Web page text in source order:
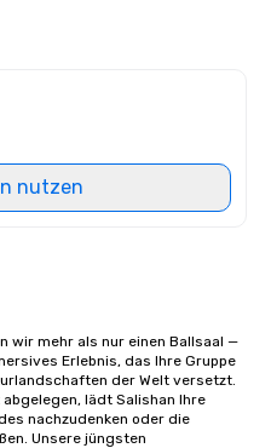
nutzen
wir mehr als nur einen Ballsaal —
Erlebnis, das Ihre Gruppe
der Welt versetzt.
lädt Salishan Ihre
nachzudenken oder die
Unsere jüngsten